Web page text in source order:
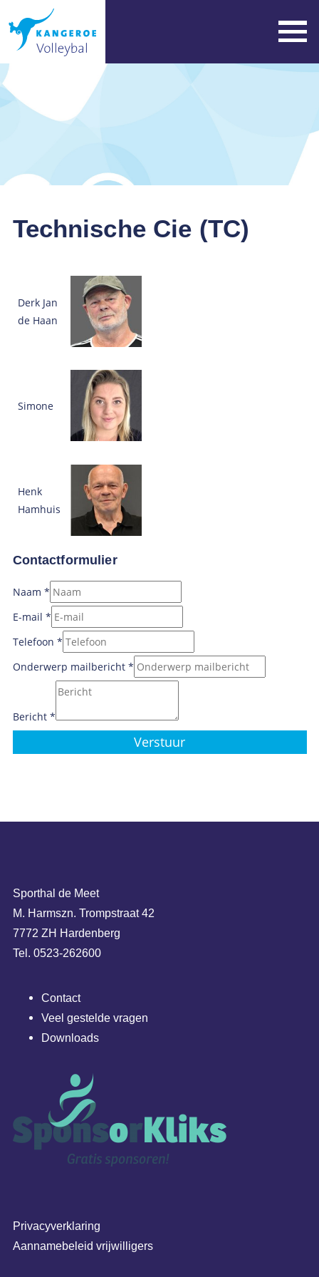
Technische Cie (TC)
Derk Jan
de Haan
Simone
Henk
Hamhuis
Contactformulier
Naam *
E-mail *
Telefoon *
Onderwerp mailbericht *
Bericht *
Verstuur
Sporthal de Meet
M. Harmszn. Trompstraat 42
7772 ZH Hardenberg
Tel. 0523-262600
Contact
Veel gestelde vragen
Downloads
Privacyverklaring
Aannamebeleid vrijwilligers